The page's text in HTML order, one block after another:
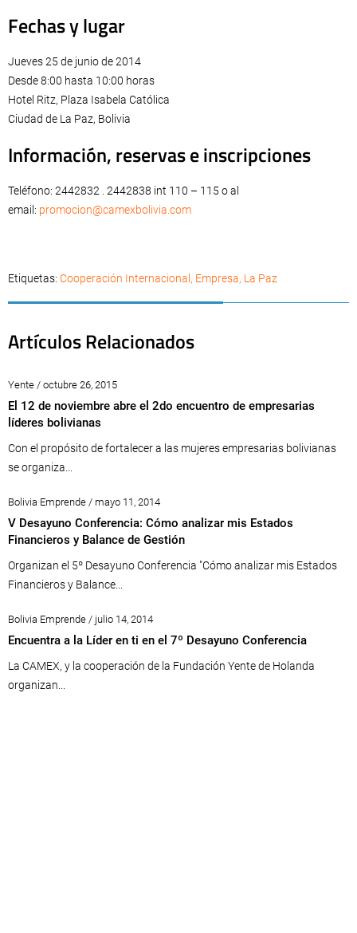
Fechas y lugar
Jueves 25 de junio de 2014
Desde 8:00 hasta 10:00 horas
Hotel Ritz, Plaza Isabela Católica
Ciudad de La Paz, Bolivia
Información, reservas e inscripciones
Teléfono: 2442832 . 2442838 int 110 – 115 o al
email: promocion@camexbolivia.com
Etiquetas: Cooperación Internacional , Empresa, La Paz
Artículos Relacionados
Yente / octubre 26, 2015
El 12 de noviembre abre el 2do encuentro de empresarias
líderes bolivianas
Con el propósito de fortalecer a las mujeres empresarias bolivianas
se organiza...
Bolivia Emprende / mayo 11, 2014
V Desayuno Conferencia: Cómo analizar mis Estados
Financieros y Balance de Gestión
Organizan el 5º Desayuno Conferencia "Cómo analizar mis Estados
Financieros y Balance...
Bolivia Emprende / julio 14, 2014
Encuentra a la Líder en ti en el 7º Desayuno Conferencia
La CAMEX, y la cooperación de la Fundación Yente de Holanda
organizan...